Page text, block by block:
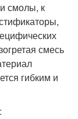
смолы, к
смесь
гибким и